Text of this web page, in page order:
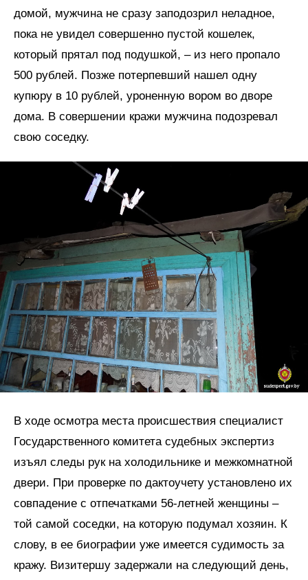
домой, мужчина не сразу заподозрил неладное,
пока не увидел совершенно пустой кошелек,
который прятал под подушкой, – из него пропало
500 рублей. Позже потерпевший нашел одну
купюру в 10 рублей, уроненную вором во дворе
дома. В совершении кражи мужчина подозревал
свою соседку.
В ходе осмотра места происшествия специалист
Государственного комитета судебных экспертиз
изъял следы рук на холодильнике и межкомнатной
двери. При проверке по дактоучету установлено их
совпадение с отпечатками 56-летней женщины –
той самой соседки, на которую подумал хозяин. К
слову, в ее биографии уже имеется судимость за
кражу. Визитершу задержали на следующий день,